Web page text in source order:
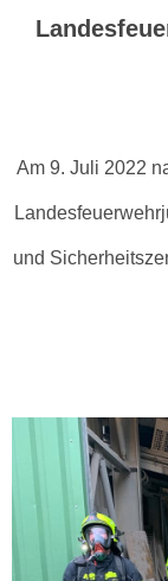
Am 9. Juli 2022
und